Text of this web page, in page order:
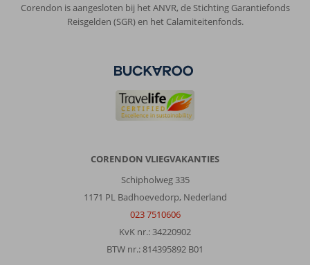
Corendon is aangesloten bij het ANVR, de Stichting Garantiefonds
Reisgelden (SGR) en het Calamiteitenfonds.
CORENDON VLIEGVAKANTIES
Schipholweg 335
1171 PL Badhoevedorp, Nederland
023 7510606
KvK nr.: 34220902
BTW nr.: 814395892 B01